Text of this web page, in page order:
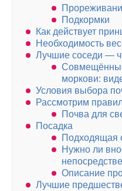
Подкормки
Как действует
Необходимость
Лучшие соседи —
моркови:
Условия выбора
Рассмотрим
Почва для
Посадка
Подходящая
Нужно ли
Описание
Лучшие